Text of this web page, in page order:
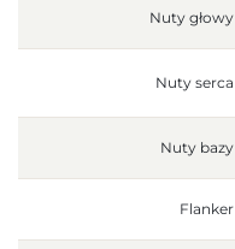
Nuty głowy
Nuty serca
Nuty bazy
Flanker